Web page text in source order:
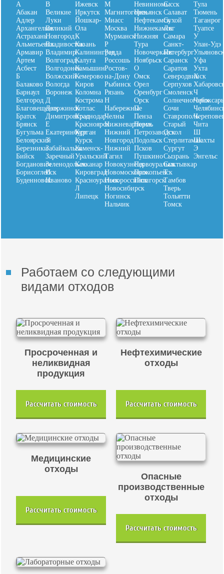
А
Абакан
Адлер
Архангельск
Астрахань
Aльметьевск
Армавир
Артем
Асбест
Б
Балаково
Барнаул
Белгород
Благовещенск
Братск
Брянск
Бугульма
Белоярский
Березники
Бийск
Богданович
Борисоглебск
Буденновск
В
Великие
Луки
Великий
Новгород
Владивосток
Владимир
Волгоград
Волгодонск
Волжский
Вологда
Воронеж
Д
Дзержинск
Димитровград
Е
Екатеринбург
З
Забайкальск
Заречный
Зеленодольск
И
Иваново
Ижевск
Иркутск
Йошкар-
Ола
К
Казань
Калининград
Калуга
Камышин
Кемерово
Киров
Коломна
Кострома
Котлас
Краснодар
Красноярск
Курган
Курск
Каменск-
Уральский
Качканар
Кировград
Красноуральск
Л
Липецк
М
Магнитогорск
Миасс
Москва
Мурманск
Р
Ревда
Россошь
Ростов-
на-Дону
Рыбинск
Рязань
Н
Набережные
Челны
Нижневартовск
Нижний
Новгород
Нижний
Тагил
Новокузнецк
Новомосковск
Новороссийск
Новосибирск
Ногинск
Нальчик
Невинномысск
Невьянск
Нефтекамск
Нижнекамск
Нижняя
Тура
Новочеркаск
Ноябрьск
О
Омск
Орел
Оренбург
Орск
П
Пенза
Пермь
Петрозаводск
Подольск
Псков
Пушкино
Первоуральск
Прокопьевск
Пятигорск
С
Салават
Сухой
Лог
Самара
Санкт-
Петербург
Саранск
Саратов
Северодвинск
Серпухов
Смоленск
Солнечногорск
Сочи
Ставрополь
Старый
Оскол
Стерлитамак
Сургут
Сызрань
Сыктывкар
Т
Тамбов
Тверь
Тольятти
Томск
Тула
Тюмень
Таганрог
Туапсе
У
Улан-Удэ
Ульяновск
Уфа
Ухта
Х
Ч
Чита
Ш
Шахты
Э
Энгельс
Работаем со следующими
видами отходов
Просроченная и
неликвидная
продукция
Рассчитать стоимость
Нефтехимические
отходы
Рассчитать стоимость
Медицинские
отходы
Рассчитать стоимость
Опасные
производственные
отходы
Рассчитать стоимость